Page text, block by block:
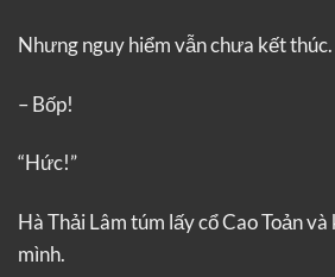
Nhưng nguy hiểm vẫn chưa kết thúc.
– Bốp!
“Hức!”
Hà Thải Lâm túm lấy cổ Cao Toản và
mình.